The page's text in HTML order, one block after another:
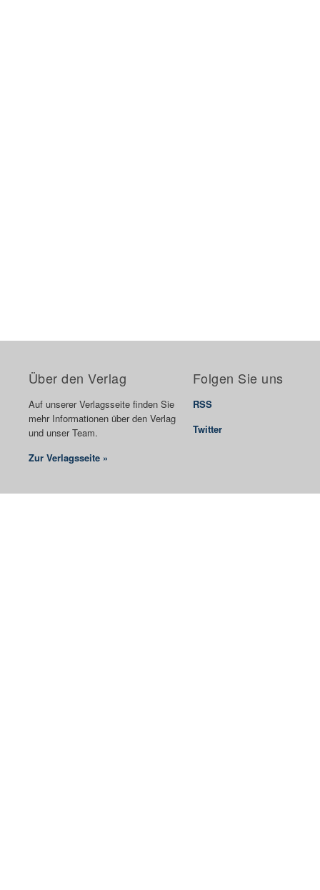
Über den Verlag
Auf unserer Verlagsseite finden Sie
mehr Informationen über den Verlag
und unser Team.
Zur Verlagsseite »
Folgen Sie uns
RSS
Twitter